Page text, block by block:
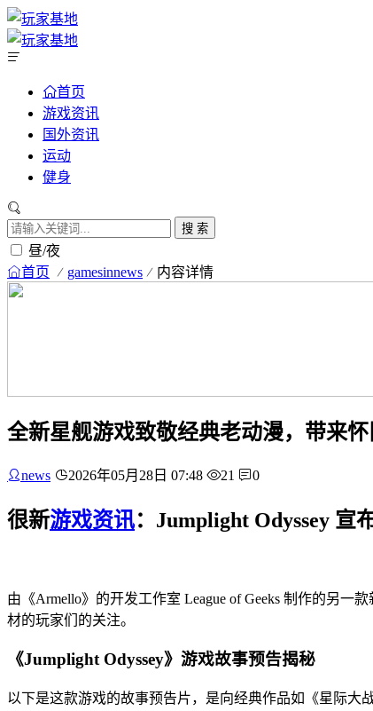
首页
游戏资讯
国外资讯
运动
健身
搜 索
昼/夜
首页 gamesinnews 内容详情
全新星舰游戏致敬经典老动漫，带来
news 2026年05月28日 07:48 21 0
很新游戏资讯：Jumplight Odyssey 宣
由《Armello》的开发工作室 League of Geeks 制作的另
材的玩家们的关注。
《Jumplight Odyssey》游戏故事预告揭秘
以下是这款游戏的故事预告片，是向经典作品如《星际大